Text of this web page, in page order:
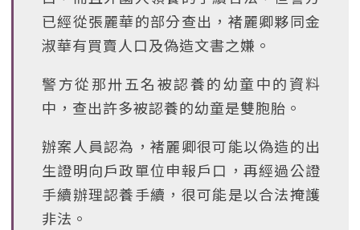
已經從張麗華的部分查出，褚麗卿夥同金
淑華有買賣人口及偽造文書之嫌。
警方從那卅五名被認養的幼童中的資料
中，查出許多被認養的幼童是雙胞胎。
辦案人員認為，褚麗卿很可能以偽造的出
生證明向戶政單位申報戶口，再經過公證
手續辦理認養手續，很可能是以合法掩護
非法。